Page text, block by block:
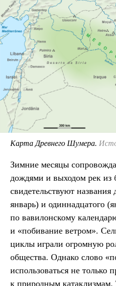
Карта Древнего Шумера.
Зимние месяцы
дождями и выходом рек из
свидетельствуют названия
январь) и одиннадцатого
по вавилонскому
и «побивание ветром».
циклы играли огромную
общества. Однако слово
использоваться не только
к природным катаклизмам.